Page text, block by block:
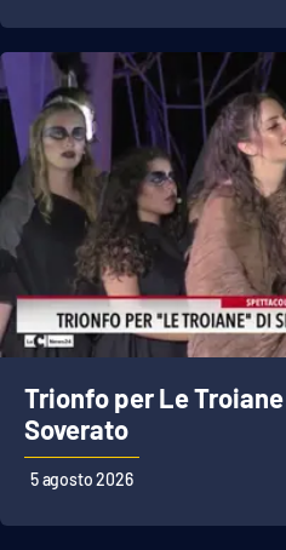
APP
Android
Apple
Trionfo per Le
Soverato
5 agosto 2026